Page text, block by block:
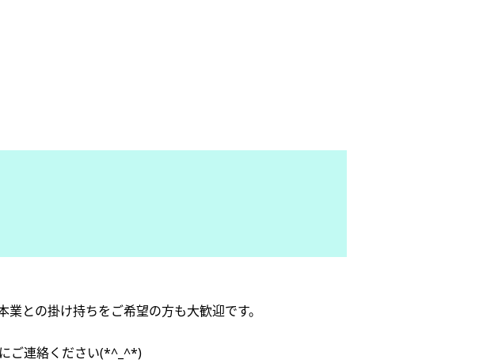
との掛け持ちをご希望の方も大歓迎です。
ご連絡ください(*^_^*)